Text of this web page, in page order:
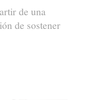
de una
de sostener